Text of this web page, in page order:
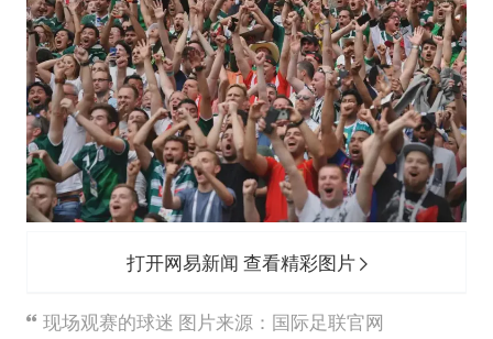
打开网易新闻 查看精彩图片
现场观赛的球迷 图片来源：国际足联官网